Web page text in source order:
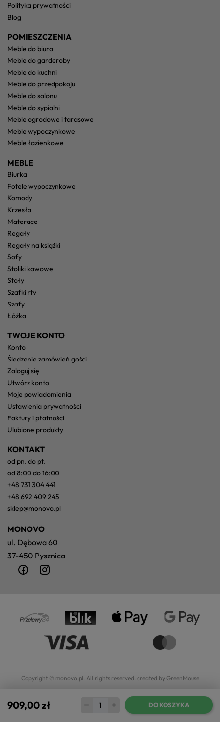
909,00 zł DO KOSZYKA
polityka prywatności
blog
POMIESZCZENIA
meble do biura
meble do garderoby
meble do kuchni
meble do przedpokoju
meble do salonu
meble do sypialni
meble ogrodowe i tarasowe
meble wypoczynkowe
meble łazienkowe
MEBLE
biurka
fotele wypoczynkowe
komody
krzesła
materace
regały
regały na książki
sofy
stoliki kawowe
stoły
szafki rtv
szafy
łóżka
TWOJE KONTO
konto
śledzenie zamówień gości
zaloguj się
utwórz konto
moje powiadomienia
ustawienia prywatności
faktury i płatności
ulubione produkty
MONOVO
ul. Dębowa 60
37-450 Pysznica
KONTAKT
od pn. do pt.
od 8:00 do 16:00
+48 731 304 441
+48 692 409 245
sklep@monovo.pl
Copyright © monovo.pl. All rights reserved. created by GreenMouse